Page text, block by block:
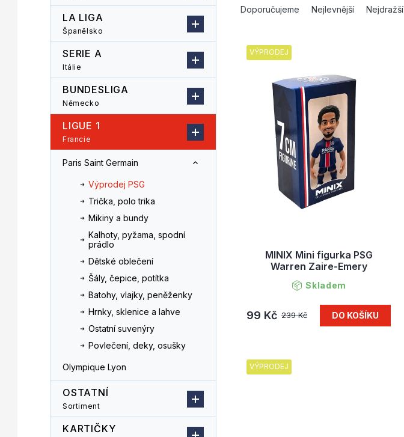
a
a
l
LA LIGA
Španělsko
SERIE A
Itálie
BUNDESLIGA
Německo
LIGUE 1
Francie
Paris Saint Germain
Výprodej PSG
Trička, polo trika
Mikiny a bundy
Kalhoty, pyžama, spodní
prádlo
Dětské oblečení
Šály, čepice, potítka
Batohy, vlajky, peněženky
Hrnky, sklenice a lahve
Ostatní suvenýry
Povlečení, deky, osušky
Olympique Lyon
OSTATNÍ
Sortiment
KARTIČKY
Doporučujeme Nejlevnější Nejdražší
VÝPRODEJ
MINIX Mini figurka PSG
Warren Zaire-Emery
Skladem
239 Kč
99 Kč DO KOŠÍKU
VÝPRODEJ